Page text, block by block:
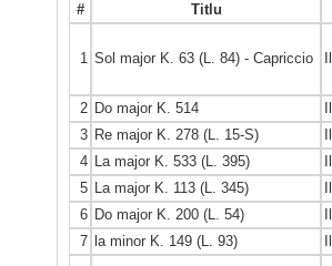
# Titlu
1 Sol major K. 63 (L. 84) - Capriccio
2 Do major K. 514
3 Re major K. 278 (L. 15-S)
4 La major K. 533 (L. 395)
5 La major K. 113 (L. 345)
6 Do major K. 200 (L. 54)
7 la minor K. 149 (L. 93)